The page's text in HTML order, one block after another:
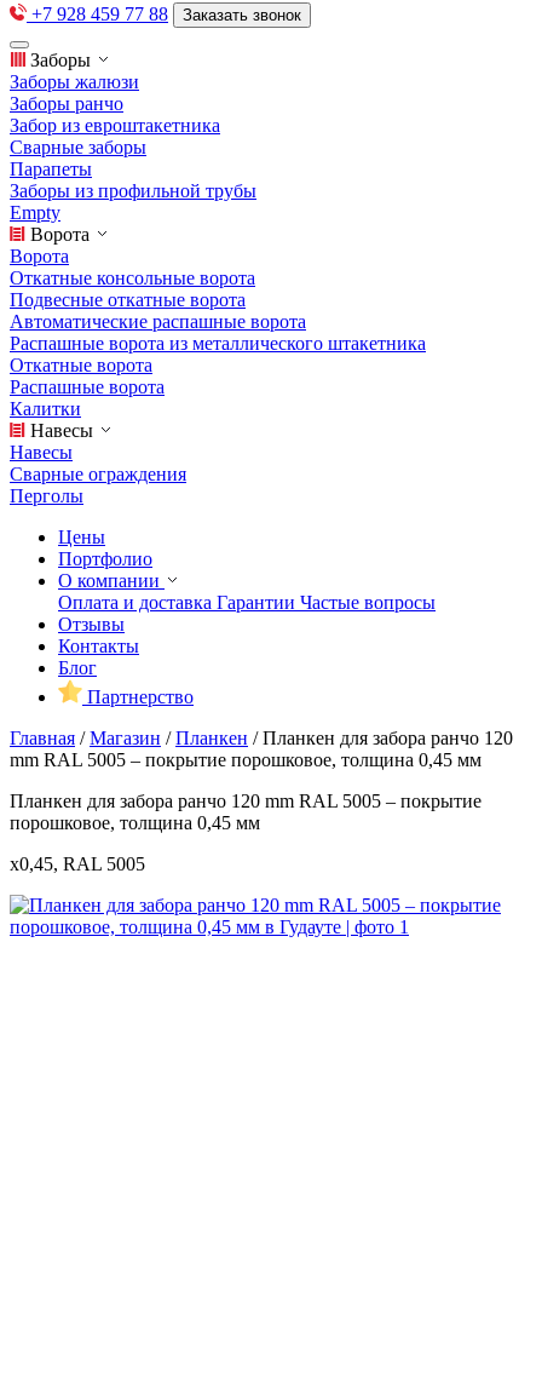
+7 928 459 77 88 Заказать звонок
Заборы
Заборы жалюзи
Заборы ранчо
Забор из евроштакетника
Сварные заборы
Парапеты
Заборы из профильной трубы
Empty
Ворота
Ворота
Откатные консольные ворота
Подвесные откатные ворота
Автоматические распашные ворота
Распашные ворота из металлического штакетника
Откатные ворота
Распашные ворота
Калитки
Навесы
Навесы
Сварные ограждения
Перголы
Цены
Портфолио
О компании
Оплата и доставка Гарантии Частые вопросы
Отзывы
Контакты
Блог
Партнерство
Главная /Магазин /Планкен /Планкен для забора ранчо 120
mm RAL 5005 – покрытие порошковое, толщина 0,45 мм
Планкен для забора ранчо 120 mm RAL 5005 – покрытие
порошковое, толщина 0,45 мм
x0,45, RAL 5005